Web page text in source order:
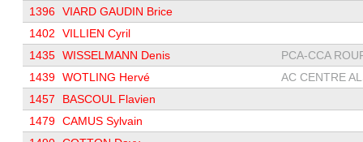
1396 VIARD GAUDIN Brice
1402
VILLIEN Cyril
1435 WISSELMANN Denis
PCA-CCA
1439 WOTLING Hervé
AC CENTRE
1457
BASCOUL Flavien
1479 CAMUS Sylvain